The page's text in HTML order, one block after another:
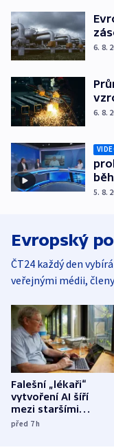
6. 8.
6. 8.
5. 8.
Evropský
ČT24 každý den
veřejnými médii,
Falešní „lékaři“
vytvoření AI šíří
mezi staršími
Poláky nebezpečné
před 7h